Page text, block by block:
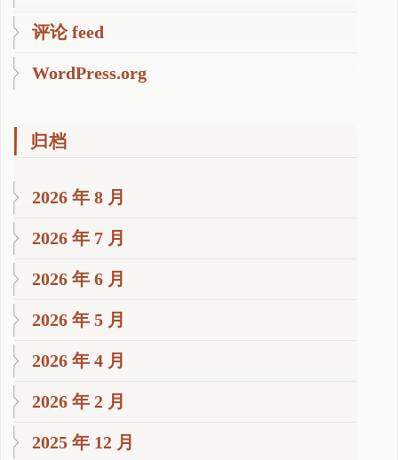
评论 feed
WordPress.org
归档
2026 年 8 月
2026 年 7 月
2026 年 6 月
2026 年 5 月
2026 年 4 月
2026 年 2 月
2025 年 12 月